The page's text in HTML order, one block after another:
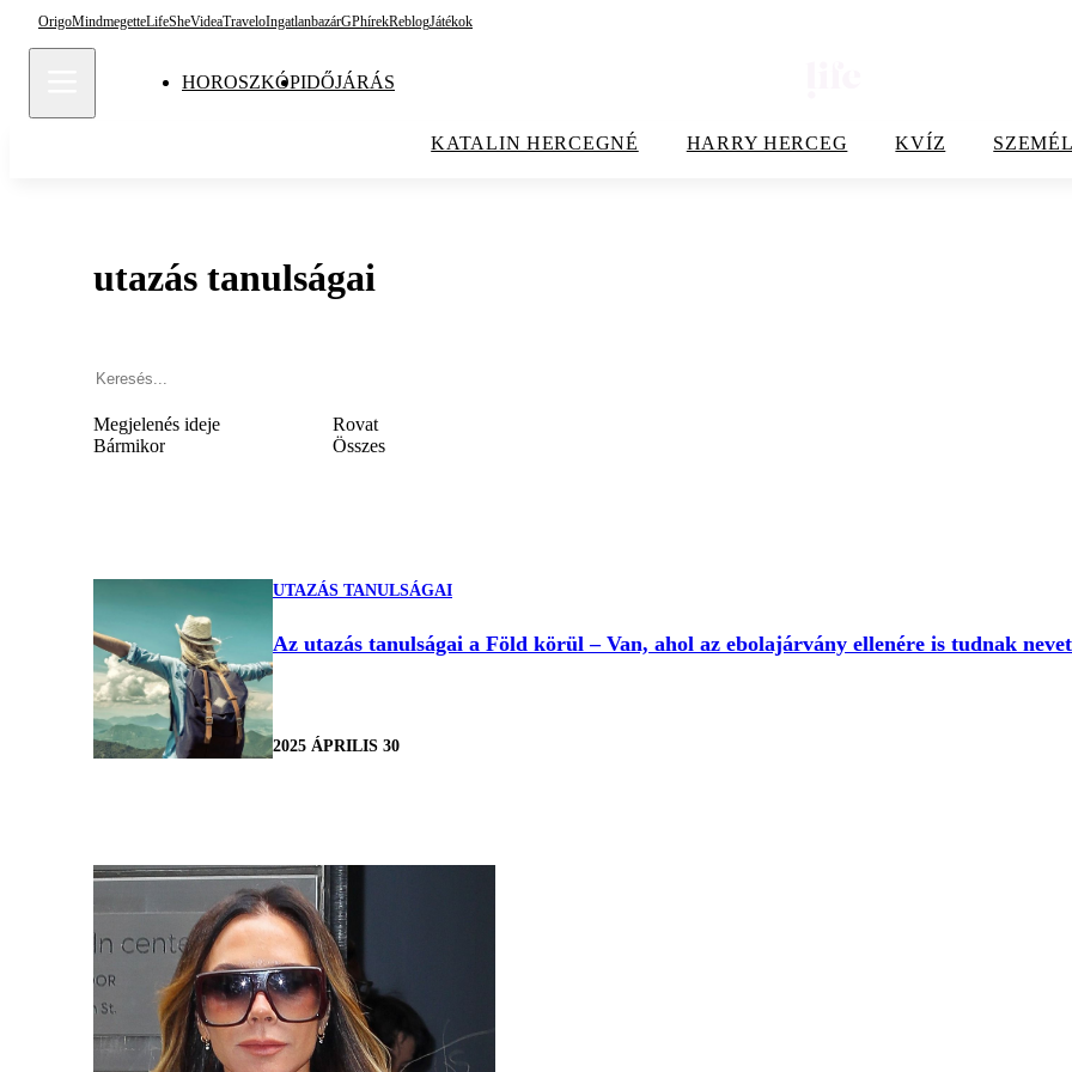
OrigoMindmegetteLifeSheVideaTraveloIngatlanbazárGPhírekReblogJátékok
HOROSZKÓPIDŐJÁRÁS
KATALIN HERCEGNÉ HARRY HERCEG KVÍZ
utazás tanulságai
Megjelenés ideje
Bármikor
Rovat
Összes
UTAZÁS TANULSÁGAI
Az utazás tanulságai a Föld körül – Van, ahol az ebolajárvány ellenére is tudnak
2025 ÁPRILIS 30